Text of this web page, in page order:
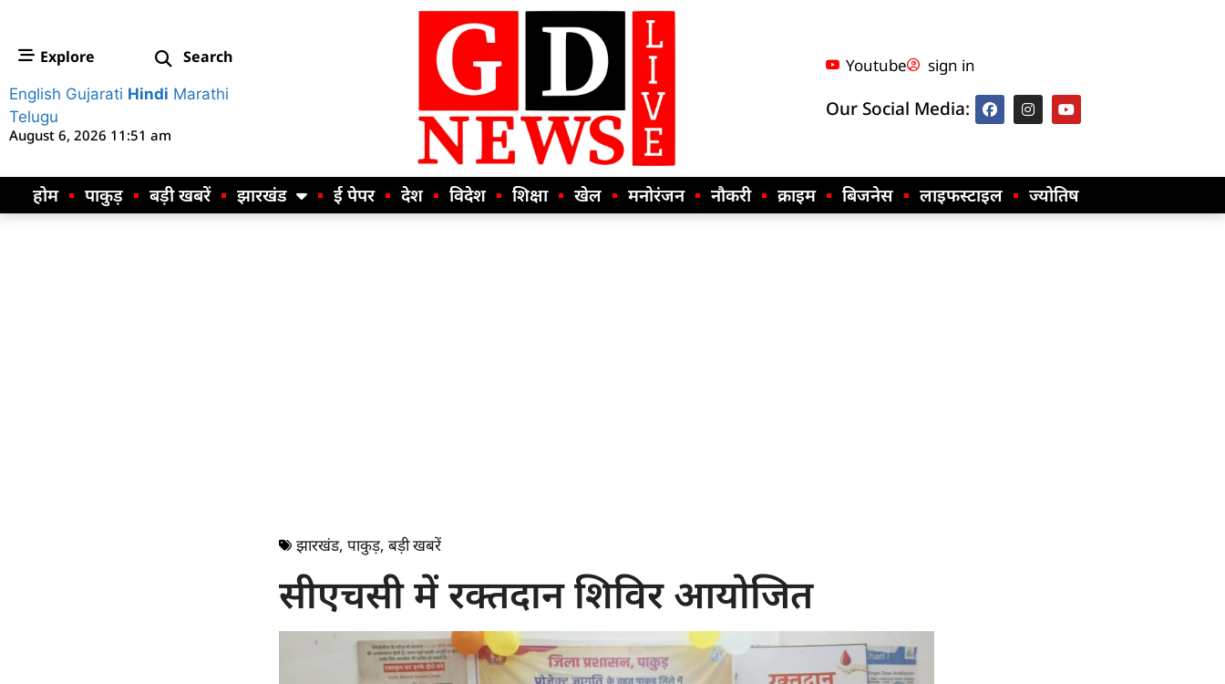
Explore Search
English Gujarati Hindi Marathi
Telugu
August 6, 2026 11:51 am
Youtube sign in
Our Social Media:
होम पाकुड़ बड़ी खबरें झारखंड ई पेपर देश विदेश शिक्षा खेल मनोरंजन नौकरी क्राइम बिजनेस लाइफस्टाइल ज्योतिष
झारखंड, पाकुड़, बड़ी खबरें
सीएचसी में रक्तदान शिविर आयोजित